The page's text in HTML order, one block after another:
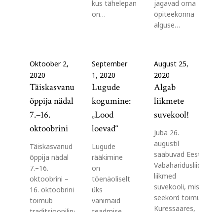
kus tähelepanu
on…
jagavad oma
õpiteekonna
alguse…
Oktoober 2,
2020
Täiskasvanud
õppija nädal
7.–16.
oktoobrini
Täiskasvanud
õppija nädal
7.–16.
oktoobrini –
16. oktoobrini
toimub
September
1, 2020
Lugude
kogumine:
„Lood
loevad“
Lugude
rääkimine
on
tõenäoliselt
üks
vanimaid
August 25,
2020
Algab
liikmete
suvekool!
Juba 26.
augustil
saabuvad Eesti
Vabaharidusliidu
liikmed
suvekooli, mis
seekord toimub
Kuressaares,